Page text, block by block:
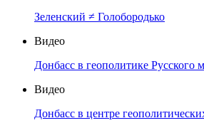
Зеленский ≠ Голобородько
Видео
Донбасс в геополитике Русского
Видео
Донбасс в центре